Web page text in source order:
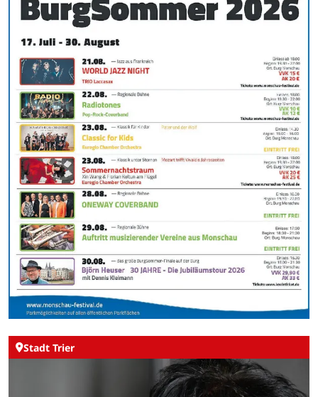
Stadt Trier